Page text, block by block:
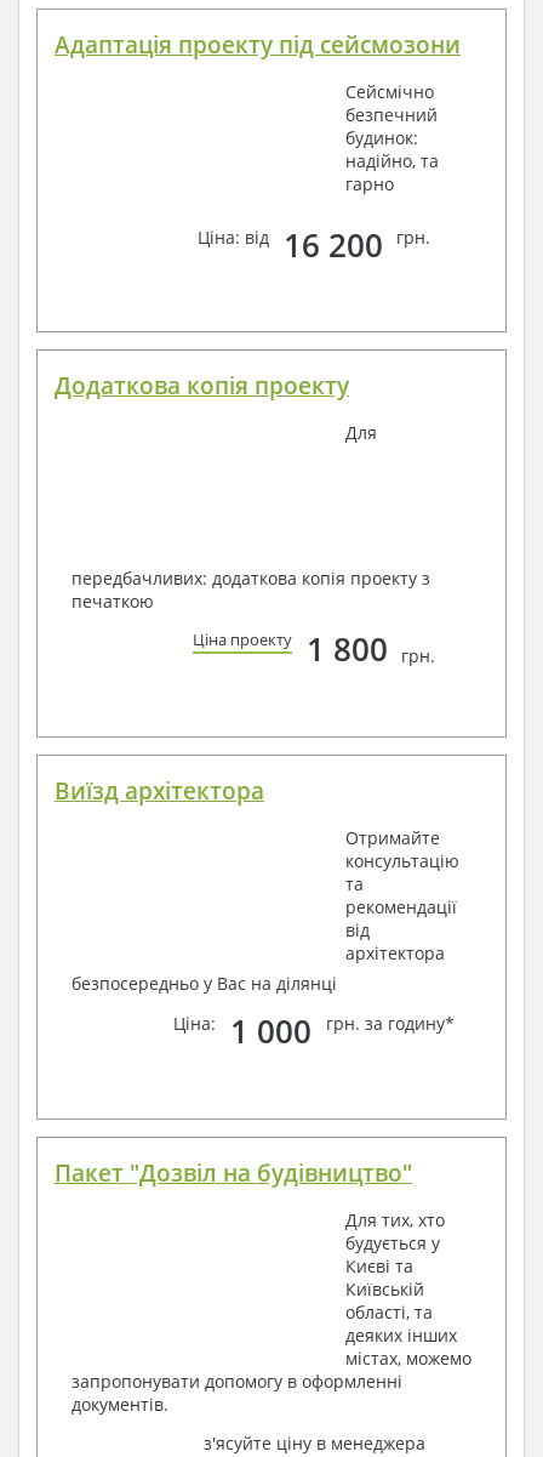
Адаптація проекту під сейсмозони
Сейсмічно
безпечний
будинок:
надійно, та
гарно
Ціна: від 16 200 грн.
Додаткова копія проекту
Для
передбачливих: додаткова копія проекту з
печаткою
Ціна проекту 1 800 грн.
Виїзд архітектора
Отримайте
консультацію
та
рекомендації
від
архітектора
безпосередньо у Вас на ділянці
Ціна:
1 000 грн. за годину*
Пакет "Дозвіл на будівництво"
Для тих, хто
будується у
Києві та
Київській
області, та
деяких інших
містах, можемо
запропонувати допомогу в оформленні
документів.
з'ясуйте ціну в менеджера